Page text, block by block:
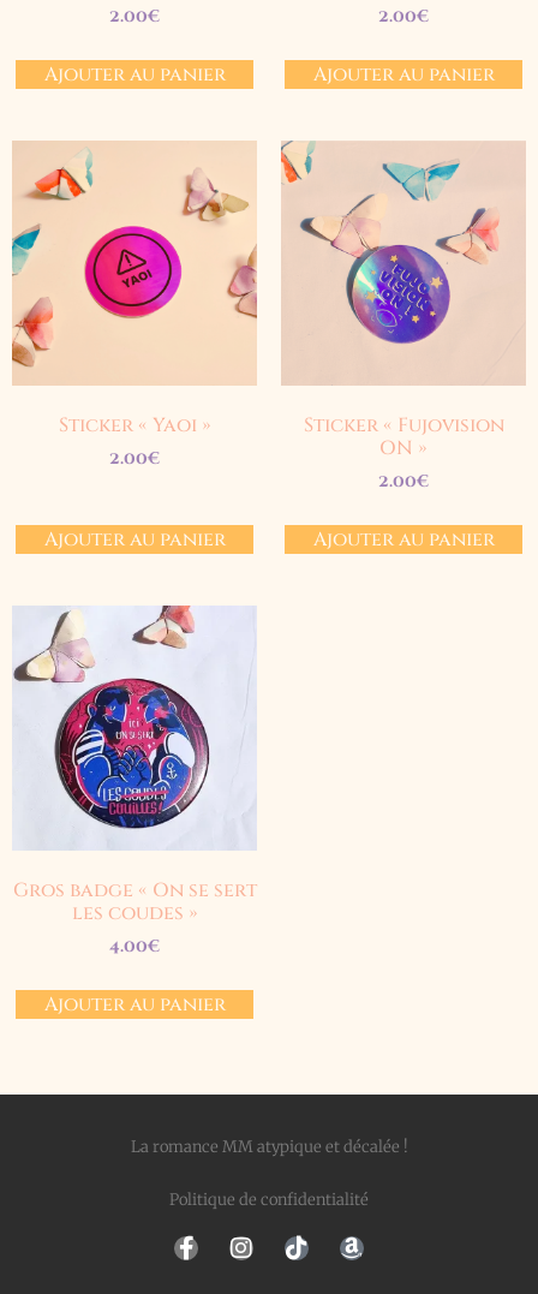
2.00€
Ajouter au panier
2.00€
Ajouter au panier
Sticker « Yaoi »
2.00€
Ajouter au panier
Sticker « Fujovision
ON »
2.00€
Ajouter au panier
Gros badge « On se sert
les coudes »
4.00€
Ajouter au panier
La romance MM atypique et décalée !
Politique de confidentialité